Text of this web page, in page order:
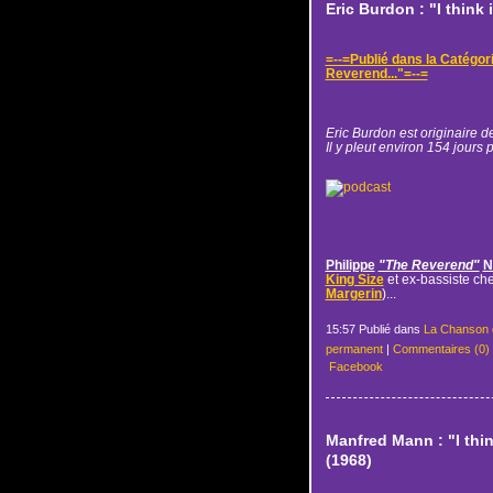
Eric Burdon : "I think
=--=Publié dans la
Reverend..."=--=
Eric Burdon est originaire
Il y pleut environ 154 jours
Philippe "The Reverend"
King Sizeet ex-bassiste
Margerin)...
15:57 Publié dans La Chanson
permanent| Commentaires (0)
Facebook
Manfred Mann : "I
(1968)